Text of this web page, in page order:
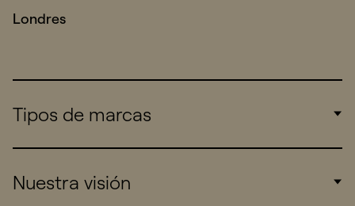
Londres
Tipos de marcas
Consumers
Nuestra visión